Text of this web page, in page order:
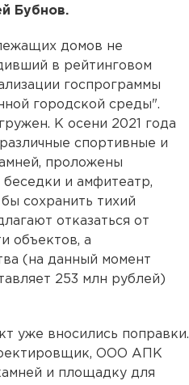
Бубнов.
домов не
в рейтинговом
госпрограммы
городской среды".
К осени 2021 года
спортивные и
проложены
и амфитеатр,
сохранить тихий
отказаться от
объектов, а
(на данный момент
253 млн рублей)
уже вносились поправки.
ООО АПК
и площадку для